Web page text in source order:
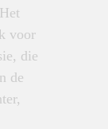
Het
voor
die
de